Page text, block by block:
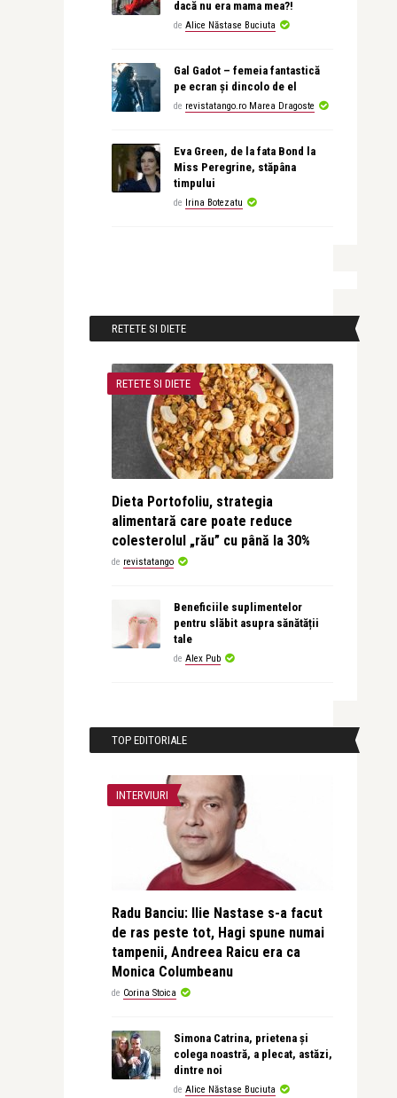
dacă nu era mama mea?!
de Alice Năstase Buciuta
Gal Gadot – femeia fantastică
pe ecran și dincolo de el
de revistatango.ro Marea Dragoste
Eva Green, de la fata Bond la
Miss Peregrine, stăpâna
timpului
de Irina Botezatu
RETETE SI DIETE
RETETE SI DIETE
Dieta Portofoliu, strategia
alimentară care poate reduce
colesterolul „rău” cu până la 30%
de revistatango
Beneficiile suplimentelor
pentru slăbit asupra sănătății
tale
de Alex Pub
TOP EDITORIALE
INTERVIURI
Radu Banciu: Ilie Nastase s-a facut
de ras peste tot, Hagi spune numai
tampenii, Andreea Raicu era ca
Monica Columbeanu
de Corina Stoica
Simona Catrina, prietena și
colega noastră, a plecat, astăzi,
dintre noi
de Alice Năstase Buciuta